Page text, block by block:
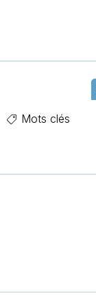
Mots clés